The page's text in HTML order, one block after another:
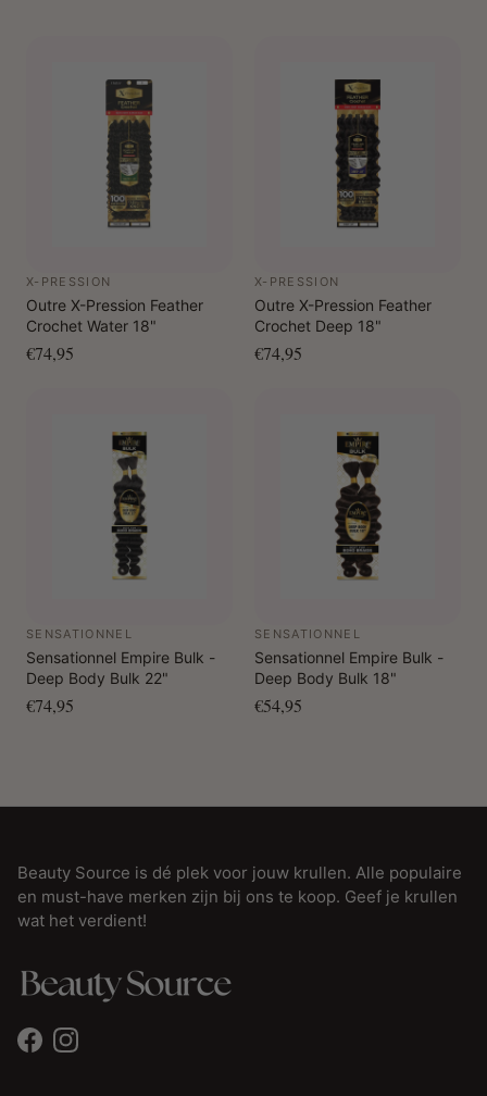
X-PRESSION
Outre X-Pression Feather
Crochet Water 18"
€74,95
X-PRESSION
Outre X-Pression Feather
Crochet Deep 18"
€74,95
SENSATIONNEL
Sensationnel Empire Bulk -
Deep Body Bulk 22"
€74,95
SENSATIONNEL
Sensationnel Empire Bulk -
Deep Body Bulk 18"
€54,95
Beauty Source is dé plek voor jouw krullen. Alle populaire
en must-have merken zijn bij ons te koop. Geef je krullen
wat het verdient!
FacebookInstagram